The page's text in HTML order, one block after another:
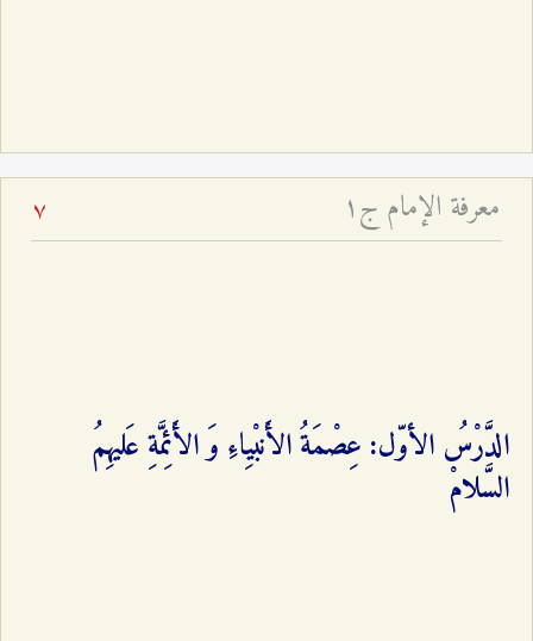
معرفة الإمام ج۱ 7
الدَّرْسُ الأوّل: عِصْمَةُ الأَنبْيِاءِ وَ الأَئِمَّةِ عَليهِمُ
السَّلامْ‌